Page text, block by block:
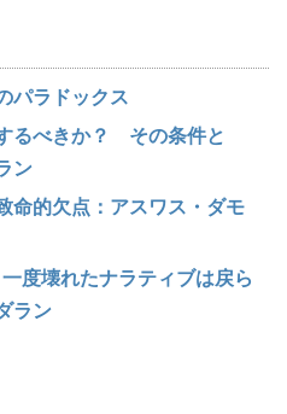
パラドックス
るべきか？ その条件と
ン
命的欠点：アスワス・ダモ
度壊れたナラティブは戻ら
ラン